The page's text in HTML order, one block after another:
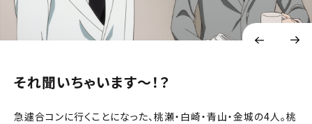
それ聞いちゃいます～！？
急遽合コンに行くことになった、桃瀬・白崎・青山・金城の4人。桃